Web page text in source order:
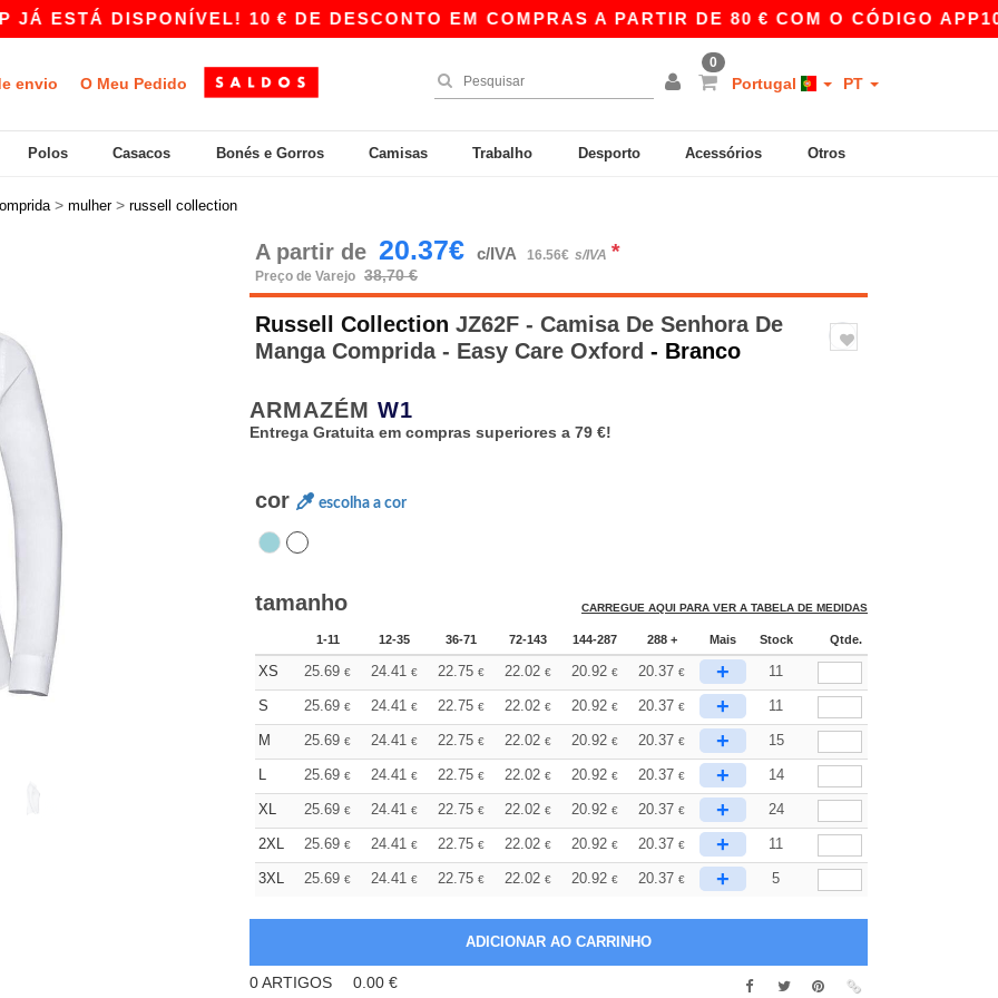
DISPONÍVEL! 10 € DE DESCONTO EM COMPRAS A PARTIR DE 80 € COM O CÓDIGO APP10 –
envio O Meu Pedido
0
Portugal PT
Polos Casacos Bonés e Gorros Camisas Trabalho Desporto Acessórios Otros
> mulher > russell collection
A partir de 20.37€ c/IVA 16.56€ s/IVA *
Preço de Varejo 38,70 €
Russell Collection JZ62F - Camisa De Senhora De
Manga Comprida - Easy Care Oxford - Branco
ARMAZÉM W1
Entrega Gratuita em compras superiores a 79 €!
cor escolha a cor
tamanho CARREGUE AQUI PARA VER A TABELA DE MEDIDAS
1-11 12-35 36-71 72-143 144-287 288 + Mais Stock Qtde.
XS 25.69 € 24.41 € 22.75 € 22.02 € 20.92 € 20.37 € + 11
S 25.69 € 24.41 € 22.75 € 22.02 € 20.92 € 20.37 € + 11
M 25.69 € 24.41 € 22.75 € 22.02 € 20.92 € 20.37 € + 15
L 25.69 € 24.41 € 22.75 € 22.02 € 20.92 € 20.37 € + 14
XL 25.69 € 24.41 € 22.75 € 22.02 € 20.92 € 20.37 € + 24
2XL 25.69 € 24.41 € 22.75 € 22.02 € 20.92 € 20.37 € + 11
3XL 25.69 € 24.41 € 22.75 € 22.02 € 20.92 € 20.37 € + 5
0ARTIGOS 0.00 €